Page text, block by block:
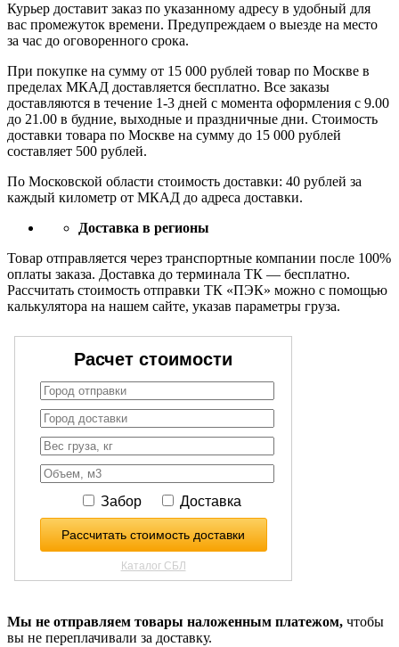
Курьер доставит заказ по указанному адресу в удобный для
вас промежуток времени. Предупреждаем о выезде на место
за час до оговоренного срока.
При покупке на сумму от 15 000 рублей товар по Москве в
пределах МКАД доставляется бесплатно. Все заказы
доставляются в течение 1-3 дней с момента оформления с 9.00
до 21.00 в будние, выходные и праздничные дни. Стоимость
доставки товара по Москве на сумму до 15 000 рублей
составляет 500 рублей.
По Московской области стоимость доставки: 40 рублей за
каждый километр от МКАД до адреса доставки.
Доставка в регионы
Товар отправляется через транспортные компании после 100%
оплаты заказа. Доставка до терминала ТК — бесплатно.
Рассчитать стоимость отправки ТК «ПЭК» можно с помощью
калькулятора на нашем сайте, указав параметры груза.
Мы не отправляем товары наложенным платежом, чтобы
вы не переплачивали за доставку.